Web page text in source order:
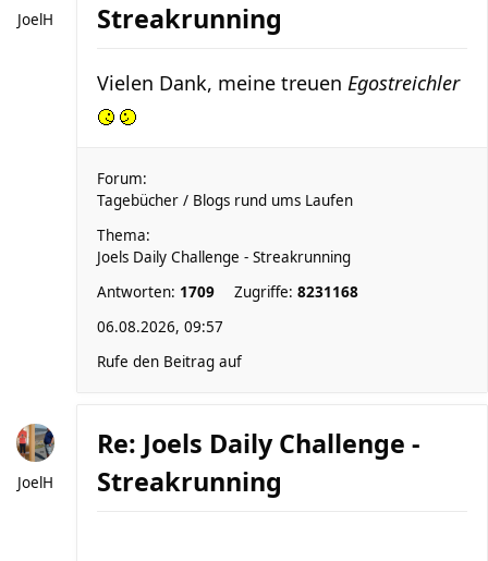
JoelH
Streakrunning
Vielen Dank, meine treuen Egostreichler
Forum:
Tagebücher / Blogs rund ums Laufen
Thema:
Joels Daily Challenge - Streakrunning
Antworten: 1709 Zugriffe: 8231168
06.08.2026, 09:57
Rufe den Beitrag auf
JoelH
Re: Joels Daily Challenge -
Streakrunning